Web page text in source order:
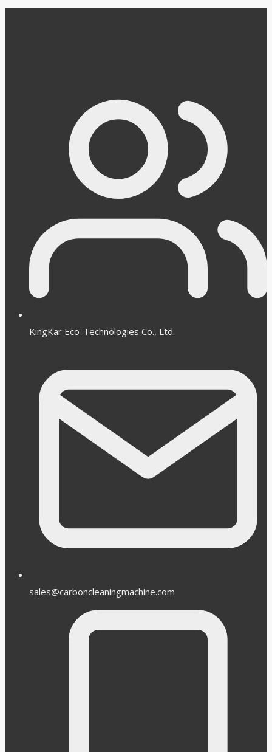
KingKar Eco-Technologies Co., Ltd.
sales@carboncleaningmachine.com